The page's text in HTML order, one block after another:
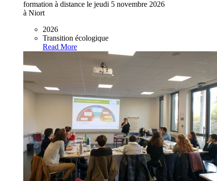
formation à distance le jeudi 5 novembre 2026
à Niort
2026
Transition écologique
Read More